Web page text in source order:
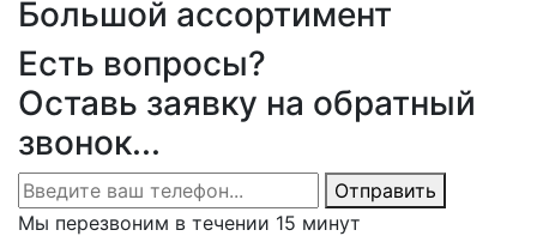
Большой ассортимент
Есть вопросы?
Оставь заявку на обратный
звонок...
Отправить
Мы перезвоним в течении 15 минут